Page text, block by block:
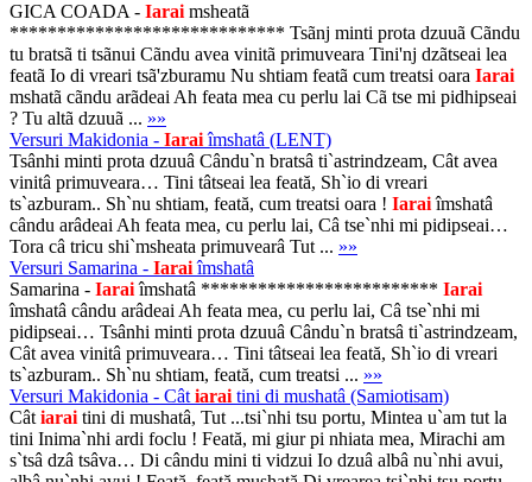
GICA COADA - Iarai msheatã
***************************** Tsãnj minti prota dzuuã Cãndu
tu bratsã ti tsãnui Cãndu avea vinitã primuveara Tini'nj dzãtseai lea
featã Io di vreari tsã'zburamu Nu shtiam featã cum treatsi oara Iarai
mshatã cãndu arãdeai Ah feata mea cu perlu lai Cã tse mi pidhipseai
? Tu altã dzuuã ... »»
Versuri Makidonia - Iaraiîmshatâ (LENT)
Tsânhi minti prota dzuuâ Cându`n bratsâ ti`astrindzeam, Cât avea
vinitâ primuveara… Tini tâtseai lea feată, Sh`io di vreari
ts`azburam.. Sh`nu shtiam, feată, cum treatsi oara ! Iaraiîmshatâ
cându arâdeai Ah feata mea, cu perlu lai, Câ tse`nhi mi pidipseai…
Tora câ tricu shi`msheata primuvearâ Tut ... »»
Versuri Samarina - Iaraiîmshatâ
Samarina - Iaraiîmshatâ ************************* Iarai
îmshatâ cându arâdeai Ah feata mea, cu perlu lai, Câ tse`nhi mi
pidipseai… Tsânhi minti prota dzuuâ Cându`n bratsâ ti`astrindzeam,
Cât avea vinitâ primuveara… Tini tâtseai lea feată, Sh`io di vreari
ts`azburam.. Sh`nu shtiam, feată, cum treatsi ... »»
Versuri Makidonia - Cât iarai tini di mushatâ (Samiotisam)
Cât iarai tini di mushatâ, Tut ...tsi`nhi tsu portu, Mintea u`am tut la
tini Inima`nhi ardi foclu ! Feată, mi giur pi nhiata mea, Mirachi am
s`tsâ dzâ tsâva… Di cându mini ti vidzui Io dzuâ albâ nu`nhi avui,